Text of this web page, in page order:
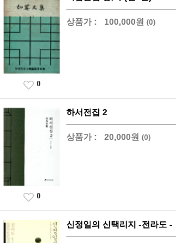
상품가 : 100,000원 (0)
0
하서전집 2
상품가 : 20,000원 (0)
0
신정일의 신택리지 -전라도 -